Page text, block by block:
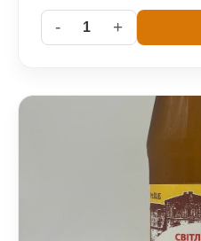
- 1 +